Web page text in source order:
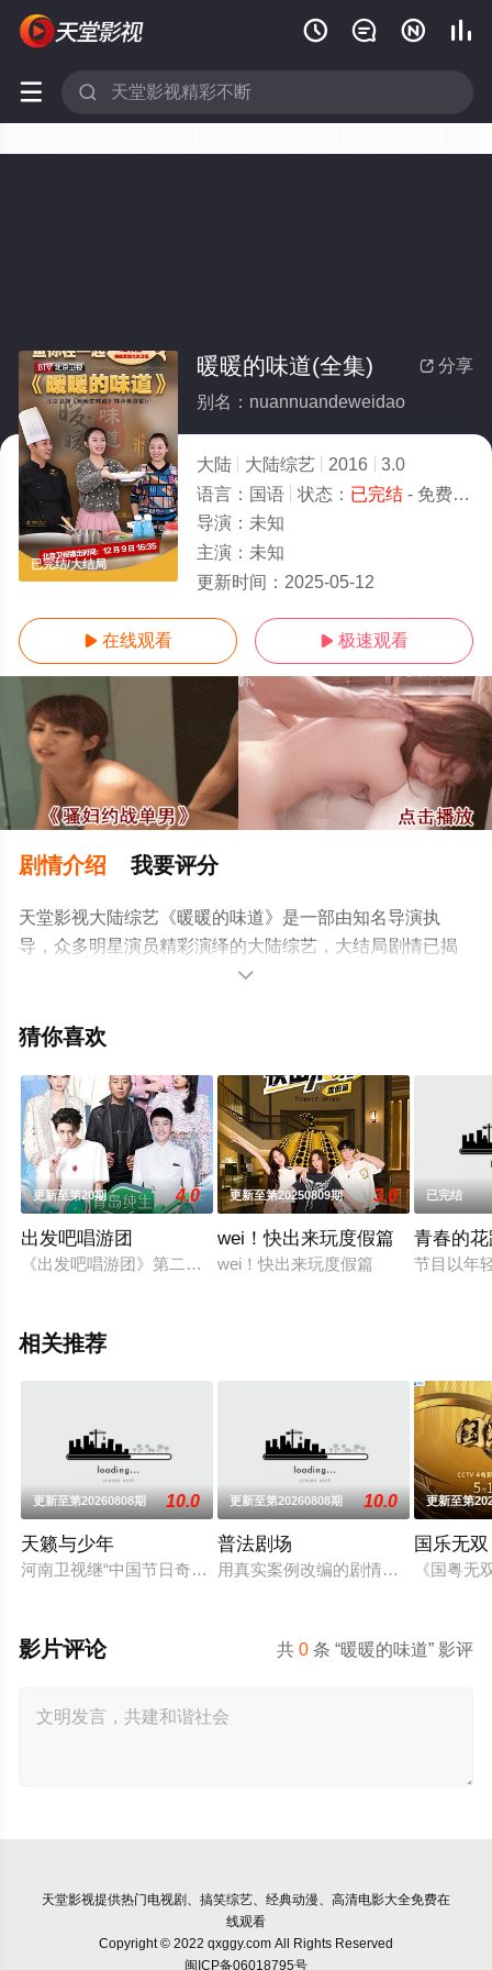
   
 
已完结/大结局
 分享
暖暖的味道(全集)
别名：nuannuandeweidao
大陆 大陆综艺 2016
3.0
语言： 国语 状态： 已完结- 免费在线观看
导演： 未知
主演： 未知
更新时间： 2025-05-12
 在线观看  极速观看
剧情介绍 我要评分
天堂影视大陆综艺《暖暖的味道》是一部由知名导演执
导，众多明星演员精彩演绎的大陆综艺，大结局剧情已揭
晓（已完结），手机免费观看高清无删减完整版综艺节目
猫或剧情网等平台了解。
。

猜你喜欢
更新至第20期 4.0
出发吧唱游团
《出发吧唱游团》第二季清凉开唱！主理人金志文、小鬼各自
更新至第20250809期 3.0
wei！快出来玩度假篇
wei！快出来玩度假篇
已完结
青春的
节目以年
相关推荐
更新至第20260808期 10.0
天籁与少年
河南卫视继“中国节日奇妙游系列”IP屡屡出圈后， 联合中国移
更新至第20260808期 10.0
普法剧场
用真实案例改编的剧情故事，展现人
更新至第
国乐无双
《国粤无
共0 条 “暖暖的味道” 影评
影片评论
天堂影视提供热门电视剧、搞笑综艺、经典动漫、高清电影大全免费在
线观看
Copyright © 2022 qxggy.com All Rights Reserved
闽ICP备06018795号